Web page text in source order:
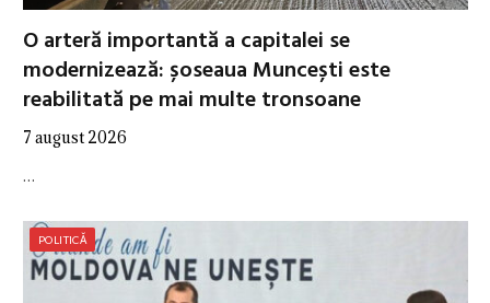
O arteră importantă a capitalei se
modernizează: șoseaua Muncești este
reabilitată pe mai multe tronsoane
7 august 2026
…
POLITICĂ